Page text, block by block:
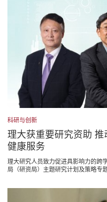
科研与创新
理大获重要研究资助
健康服务
理大研究人员致力促进具影响力的跨
局（研资局）主题研究计划及策略专